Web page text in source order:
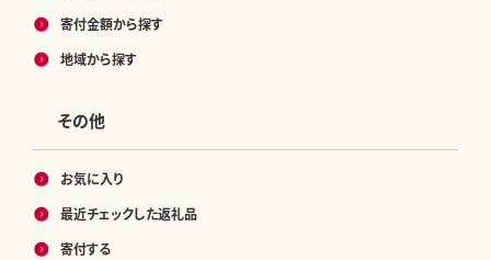
寄付金額から探す
地域から探す
その他
お気に入り
最近チェックした返礼品
寄付する